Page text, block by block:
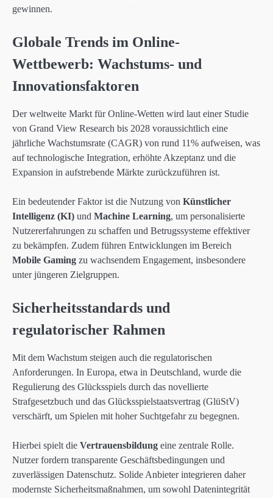
gewinnen.
Globale Trends im Online-
Wettbewerb: Wachstums- und
Innovationsfaktoren
Der weltweite Markt für Online-Wetten wird laut einer Studie
von Grand View Research bis 2028 voraussichtlich eine
jährliche Wachstumsrate (CAGR) von rund 11% aufweisen, was
auf technologische Integration, erhöhte Akzeptanz und die
Expansion in aufstrebende Märkte zurückzuführen ist.
Ein bedeutender Faktor ist die Nutzung von Künstlicher
Intelligenz (KI) und Machine Learning, um personalisierte
Nutzererfahrungen zu schaffen und Betrugssysteme effektiver
zu bekämpfen. Zudem führen Entwicklungen im Bereich
Mobile Gaming zu wachsendem Engagement, insbesondere
unter jüngeren Zielgruppen.
Sicherheitsstandards und
regulatorischer Rahmen
Mit dem Wachstum steigen auch die regulatorischen
Anforderungen. In Europa, etwa in Deutschland, wurde die
Regulierung des Glücksspiels durch das novellierte
Strafgesetzbuch und das Glücksspielstaatsvertrag (GlüStV)
verschärft, um Spielen mit hoher Suchtgefahr zu begegnen.
Hierbei spielt die Vertrauensbildung eine zentrale Rolle.
Nutzer fordern transparente Geschäftsbedingungen und
zuverlässigen Datenschutz. Solide Anbieter integrieren daher
modernste Sicherheitsmaßnahmen, um sowohl Datenintegrität